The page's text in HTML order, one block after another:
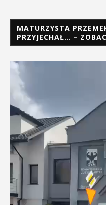
MATURZYSTA
PRZYJECHAŁ… –
Odtwarzacz